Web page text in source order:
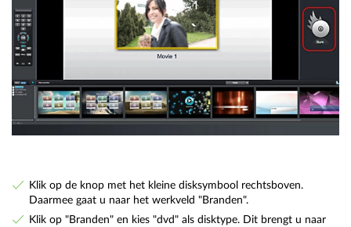
Klik op de knop met het kleine disksymbool rechtsboven.
Daarmee gaat u naar het werkveld "Branden".
Klik op "Branden" en kies "dvd" als disktype. Dit brengt u naar